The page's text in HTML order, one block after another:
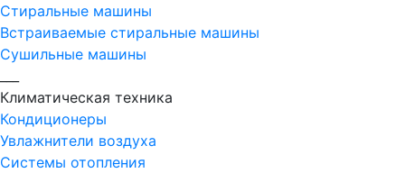
Стиральные машины
Встраиваемые стиральные машины
Сушильные машины
Климатическая техника
Кондиционеры
Увлажнители воздуха
Системы отопления